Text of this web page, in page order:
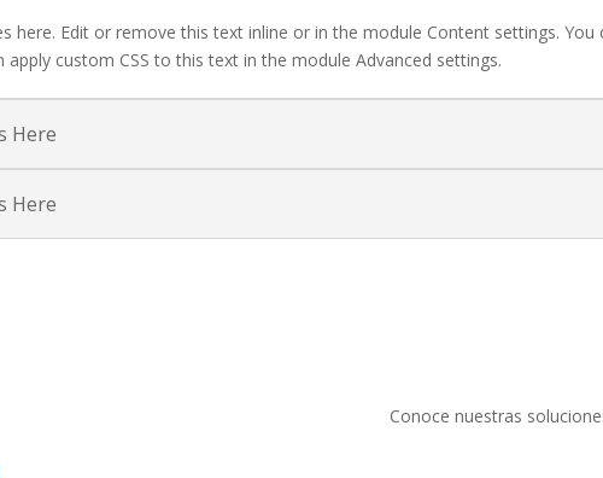
here. Edit or remove this text inline or in the module Content settings.
apply custom CSS to this text in the module Advanced settings.
Here
Here
Conoce nuestras